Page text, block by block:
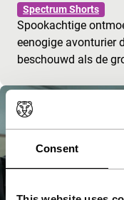
Consent
Spectrum Shorts
Spookachtige
eenogige avonturier
beschouwd als de